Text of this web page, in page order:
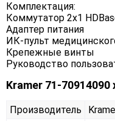
Комплектация:
Коммутатор 2x1
Адаптер питания
ИК-пульт
Крепежные винты
Руководство
Kramer 71-70914090
Производитель